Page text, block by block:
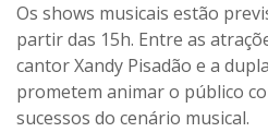
Os shows musicais estão
partir das 15h. Entre as
cantorXandy Pisadão e a dupla
prometem animar o público
sucessos do cenário musical.